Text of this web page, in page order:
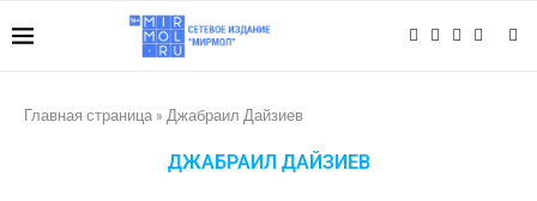
Главная страница » Джабраил Дайзиев
ДЖАБРАИЛ ДАЙЗИЕВ